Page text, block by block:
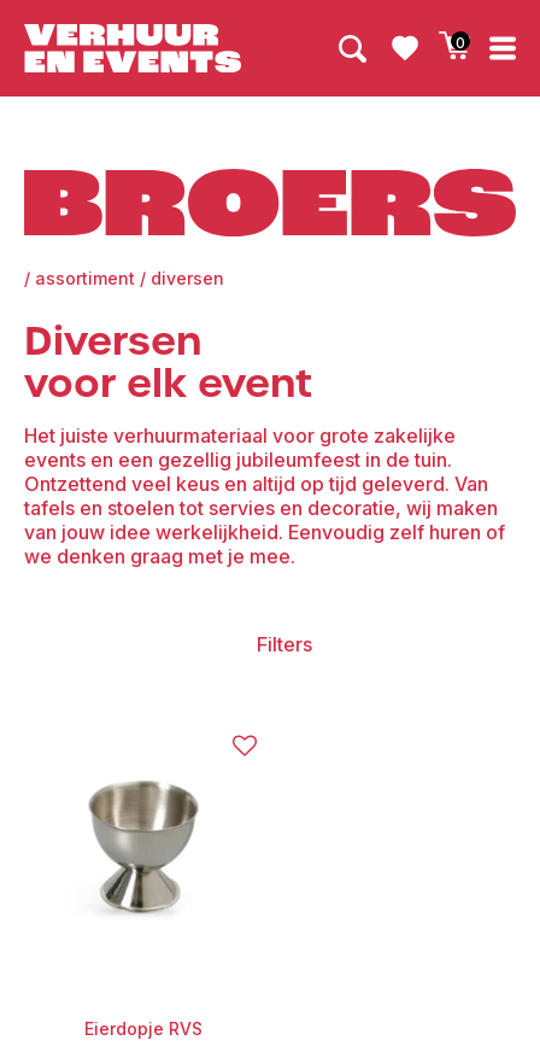
0
/ assortiment / diversen
Diversen
voor elk event
Het juiste verhuurmateriaal voor grote zakelijke
events en een gezellig jubileumfeest in de tuin.
Ontzettend veel keus en altijd op tijd geleverd. Van
tafels en stoelen tot servies en decoratie, wij maken
van jouw idee werkelijkheid. Eenvoudig zelf huren of
we denken graag met je mee.
Filters
Eierdopje RVS